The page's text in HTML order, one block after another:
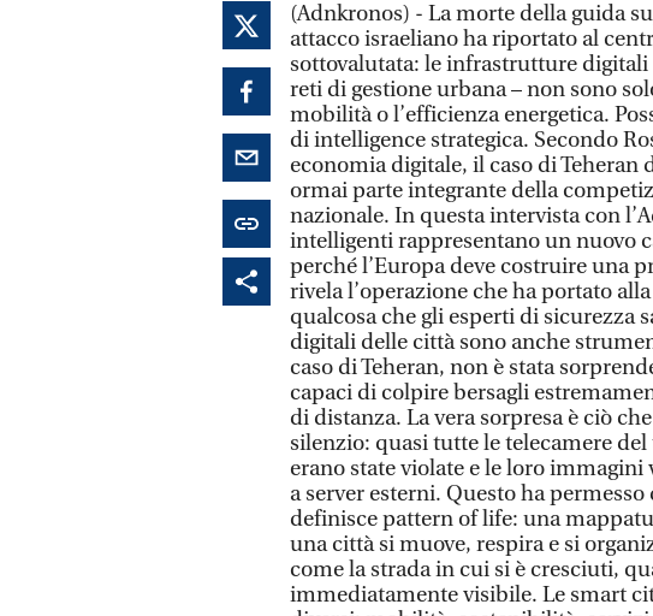
(Adnkronos) - La morte della guida
attacco israeliano ha riportato al
sottovalutata: le infrastrutture digitali
reti di gestione urbana – non sono
mobilità o l’efficienza energetica.
di intelligence strategica. Secondo
economia digitale, il caso di
ormai parte integrante della
nazionale. In questa intervista con
intelligenti rappresentano un nuovo
perché l’Europa deve costruire una
rivela l’operazione che ha portato
qualcosa che gli esperti di sicurezza
digitali delle città sono anche
caso di Teheran, non è stata
capaci di colpire bersagli
di distanza. La vera sorpresa è ciò
silenzio: quasi tutte le telecamere
erano state violate e le loro
a server esterni. Questo ha
definisce pattern of life: una
una città si muove, respira e si
come la strada in cui si è cresciuti,
immediatamente visibile. Le smart